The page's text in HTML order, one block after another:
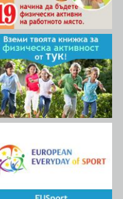
маргинализираните
общности чрез по-добър
достъп до спорт.
Осъзнавайки, че спортът е
много повече от физическа
активност, проект EGSID го
разглежда като мощен
инструмент за насърчаване
на социалното включване,
укрепване на здравето и
повишаване на цялостното
благосъстояние.